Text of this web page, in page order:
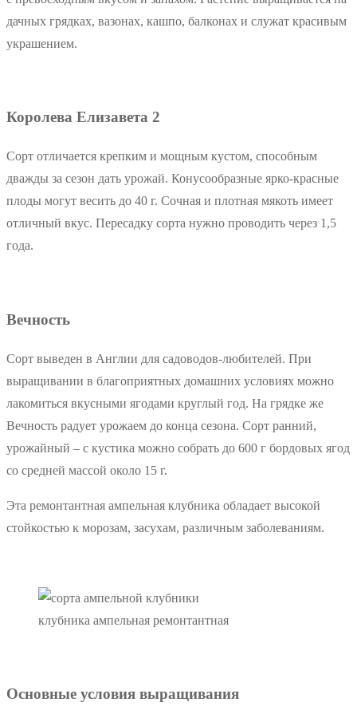
дачных грядках, вазонах, кашпо, балконах и служат красивым
украшением.
Королева Елизавета 2
Сорт отличается крепким и мощным кустом, способным
дважды за сезон дать урожай. Конусообразные ярко-красные
плоды могут весить до 40 г. Сочная и плотная мякоть имеет
отличный вкус. Пересадку сорта нужно проводить через 1,5
года.
Вечность
Сорт выведен в Англии для садоводов-любителей. При
выращивании в благоприятных домашних условиях можно
лакомиться вкусными ягодами круглый год. На грядке же
Вечность радует урожаем до конца сезона. Сорт ранний,
урожайный – с кустика можно собрать до 600 г бордовых ягод
со средней массой около 15 г.
Эта ремонтантная ампельная клубника обладает высокой
стойкостью к морозам, засухам, различным заболеваниям.
клубника ампельная ремонтантная
Основные условия выращивания